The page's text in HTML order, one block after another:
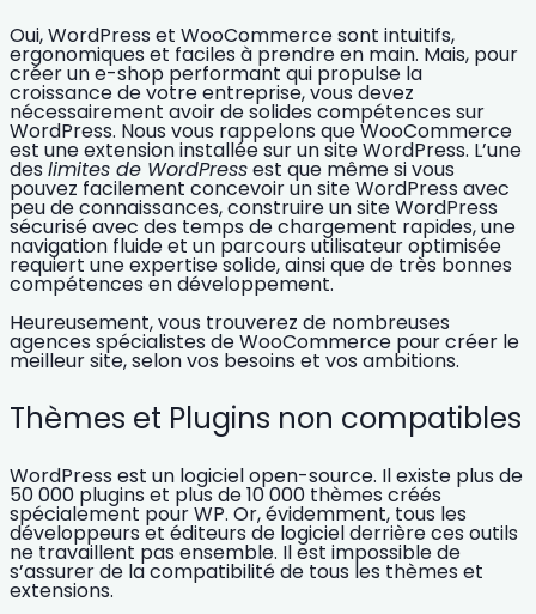
Oui, WordPress et WooCommerce sont intuitifs,
ergonomiques et faciles à prendre en main. Mais, pour
créer un e-shop performant qui propulse la
croissance de votre entreprise, vous devez
nécessairement avoir de solides compétences sur
WordPress. Nous vous rappelons queWooCommerce
est une extension installée sur un site WordPress. L’une
des limites de WordPressest que même si vous
pouvez facilement concevoir un site WordPress avec
peu de connaissances, construire unsite WordPress
sécuriséavec des temps de chargement rapides, une
navigation fluide et un parcours utilisateur optimisée
requiert une expertise solide, ainsi que de très bonnes
compétences endéveloppement.
Heureusement, vous trouverez de nombreuses
agences spécialistes de WooCommerce pour créer le
meilleur site, selon vos besoins et vos ambitions.
Thèmes et Plugins non compatibles
WordPress est un logiciel open-source. Il existe plus de
50 000 plugins et plus de 10 000 thèmes créés
spécialement pour WP. Or, évidemment, tous les
développeurs et éditeurs de logiciel derrière ces outils
ne travaillent pas ensemble. Il est impossible de
s’assurer de lacompatibilitéde tous les thèmes et
extensions.